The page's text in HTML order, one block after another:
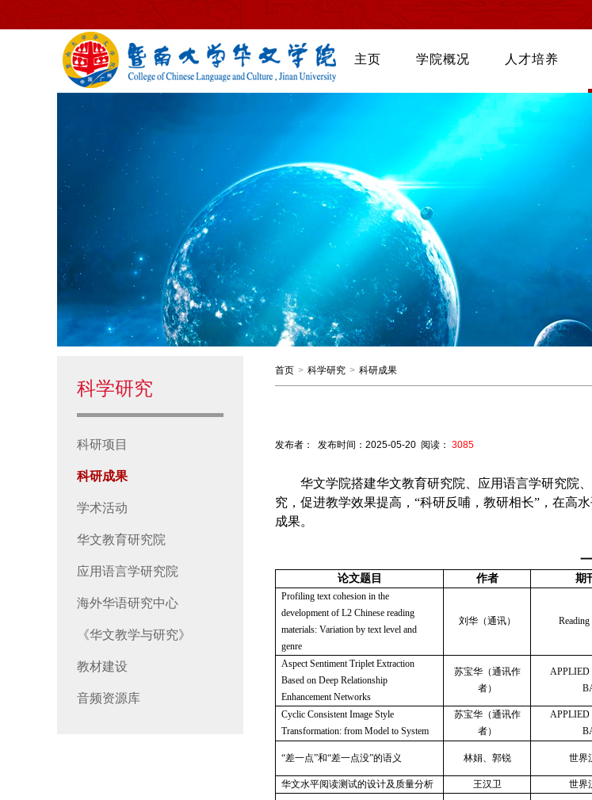
主页 学院概况 人才培养
科学研究
科研项目
科研成果
学术活动
华文教育研究院
应用语言学研究院
海外华语研究中心
《华文教学与研究》
教材建设
音频资源库
首页 > 科学研究 > 科研成果
发布者： 发布时间： 2025-05-20 阅读： 3085
华文学院搭建华文教育研究院、应用语言学研究院
究，促进教学效果提高， “科研反哺，教研相长”， 在高
成果。
一
论文题目 作者 期
Profiling text cohesion in the
development of L2 Chinese reading
materials: Variation by text level and
genre
刘华（通讯）
Aspect Sentiment Triplet Extraction
Based on Deep Relationship
Enhancement Networks
苏宝华（通讯作
者）
APPLIED
Cyclic Consistent Image Style
Transformation: from Model to System
苏宝华（通讯作
者）
APPLIED
“差一点”和“差一点没”的语义 林娟、郭锐 世界
华文水平阅读测试的设计及质量分析 王汉卫 世界